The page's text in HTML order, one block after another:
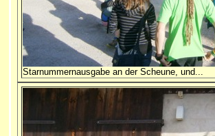
Starnummernausgabe an der Scheune, und...